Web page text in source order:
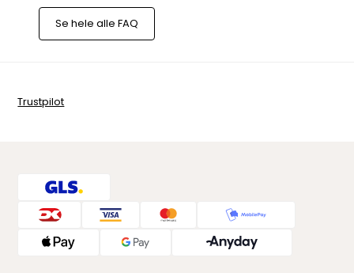
Se hele alle FAQ
Trustpilot